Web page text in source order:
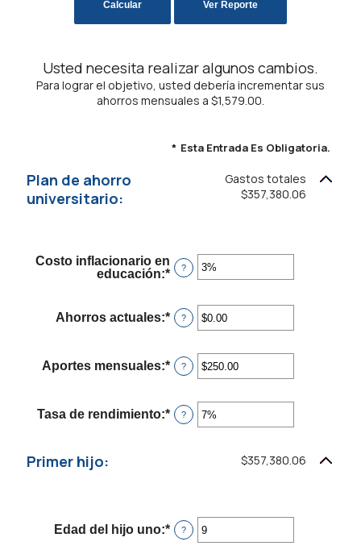
Usted necesita realizar algunos cambios.
Para lograr el objetivo, usted debería incrementar sus
ahorros mensuales a $1,579.00.
* Esta Entrada Es Obligatoria.
Plan de ahorro
universitario:
Gastos totales
$357,380.06
Costo inflacionario en
educación:* Ingresa
entre
0%
?
Ahorros actuales:* Ingresa
un
entre
$0.00
?
Aportes mensuales:* Ingresa
un
entre
$0.00
?
Tasa de rendimiento:* Ingresa
un
?
Primer hijo: $357,380.06
Edad del hijo uno:* Ingresa
un
?